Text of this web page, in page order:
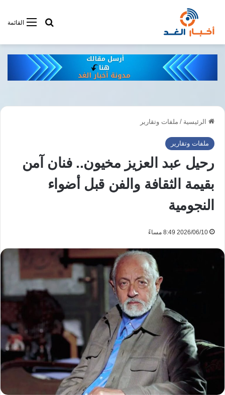
القائمةأبحت فى
الرئيسية / ملفات وتقارير
ملفات وتقارير
رحيل عبد العزيز مخيون.. فنان آمن
بقيمة الثقافة والفن قبل أضواء
النجومية
2026/06/10 8:49 مساءً